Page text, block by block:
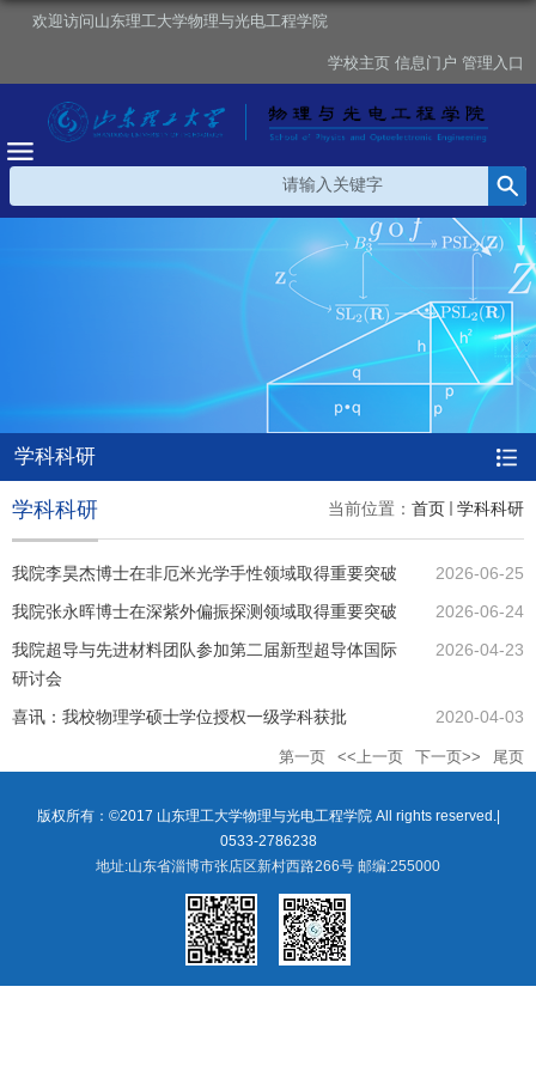
欢迎访问山东理工大学物理与光电工程学院
学校主页 信息门户 管理入口
学科科研
当前位置： 首页 学科科研
学科科研
我院李昊杰博士在非厄米光学手性领域取得重要突破
2026-06-25
我院张永晖博士在深紫外偏振探测领域取得重要突破
2026-06-24
我院超导与先进材料团队参加第二届新型超导体国际
研讨会
2026-04-23
喜讯：我校物理学硕士学位授权一级学科获批 2020-04-03
第一页 <<上一页 下一页>> 尾页
版权所有：©2017 山东理工大学物理与光电工程学院 All rights reserved.|
0533-2786238
地址:山东省淄博市张店区新村西路266号 邮编:255000